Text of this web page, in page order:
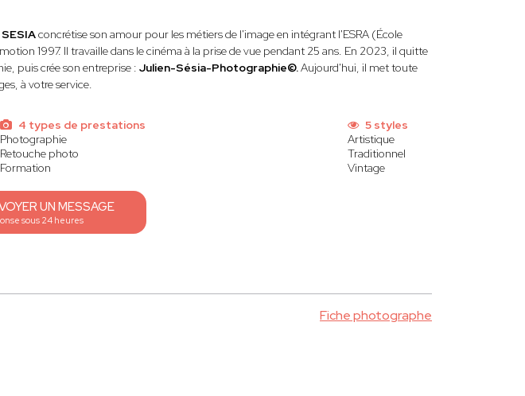
SESIAconcrétise son amour pour les métiers de l'image en intégrant l'ESRA (École
1997. Il travaille dans le cinéma à la prise de vue pendant 25 ans. En 2023, il quitte
puis crée son entreprise :Julien-Sésia-Photographie©.Aujourd'hui, il met toute
à votre service.
4 types de prestations
Photographie
Retouche photo
Formation
5 styles
Artistique
Traditionnel
Vintage
UN MESSAGE
sous 24 heures
Fiche photographe